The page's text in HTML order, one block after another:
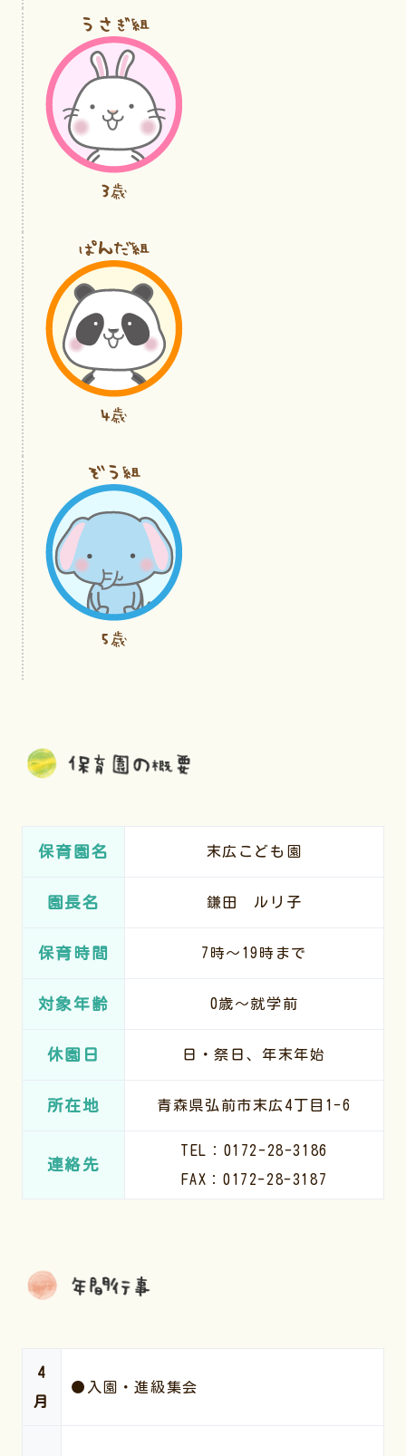
保育園名 末広こども園
園長名 鎌田 ルリ子
保育時間 7時～19時まで
対象年齢 0歳～就学前
休園日 日・祭日、年末年始
所在地 青森県弘前市末広4丁目1-6
連絡先
TEL：0172-28-3186
FAX：0172-28-3187
4
月
●入園・進級集会